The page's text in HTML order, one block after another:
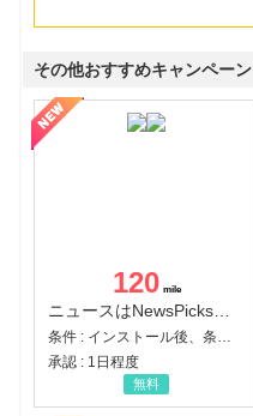
その他おすすめキャンペーン
120
ニュースはNewsPicks｜経済ニュース・就活・ビジネス
条件 : インストール後、条件達成
承認 : 1日程度
無料